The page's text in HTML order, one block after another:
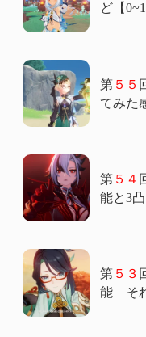
ど【0~1
第５５
てみた
第５４
能と3
第５３
能 そ